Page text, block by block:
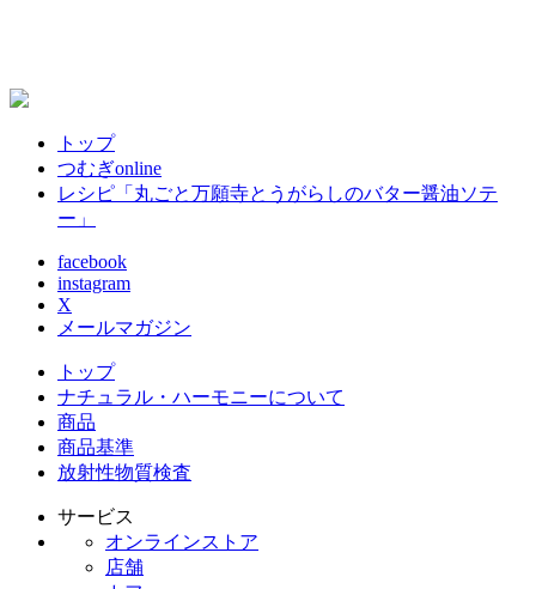
トップ
つむぎonline
レシピ「丸ごと万願寺とうがらしのバター醤油ソテ
ー」
facebook
instagram
X
メールマガジン
トップ
ナチュラル・ハーモニーについて
商品
商品基準
放射性物質検査
サービス
オンラインストア
店舗